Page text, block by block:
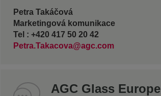
Petra Takáčová
Marketingová komunikace
Tel : +420 417 50 20 42
Petra.Takacova@agc.com
AGC Glass Europe